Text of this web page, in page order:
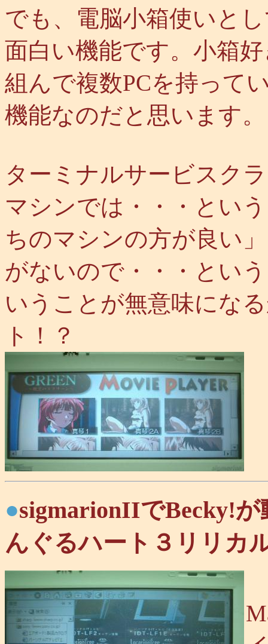
でも、電脳小箱使いと
面白い機能です。小箱
組んで複数PCを持って
機能なのだと思います。
ターミナルサービスク
マシンでは・・・とい
ちのマシンの方が良い
がないので・・・とい
いうことが無意味にな
ト！？
●sigmarionIIでBecky!
んぐるハート３リリカ